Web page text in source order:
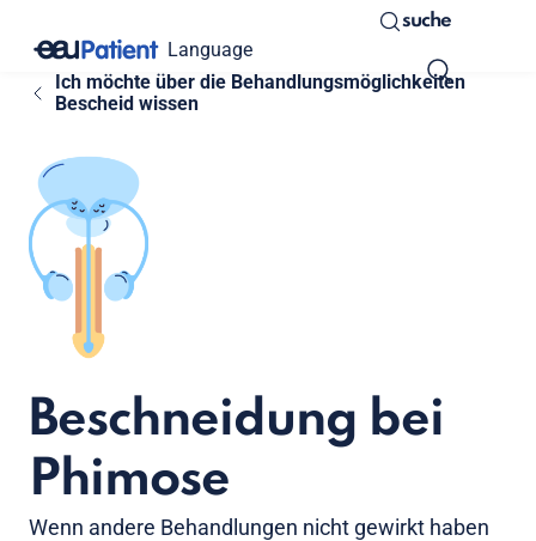
Language
suche
Ich möchte über die Behandlungsmöglichkeiten
Bescheid wissen
Beschneidung bei
Phimose
Wenn andere Behandlungen nicht gewirkt haben